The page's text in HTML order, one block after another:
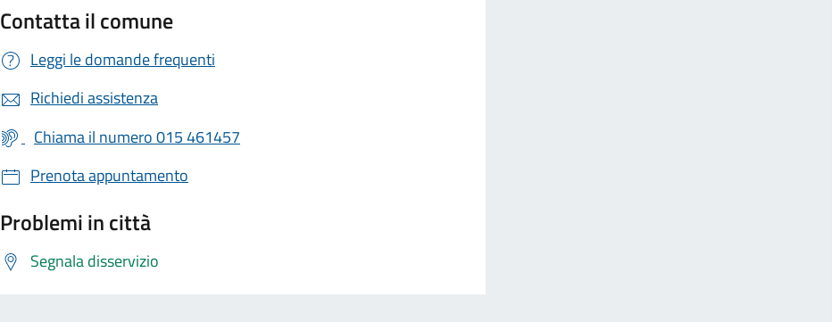
Contatta il comune
Leggi le domande frequenti
Richiedi assistenza
Chiama il numero 015 461457
Prenota appuntamento
Problemi in città
Segnala disservizio